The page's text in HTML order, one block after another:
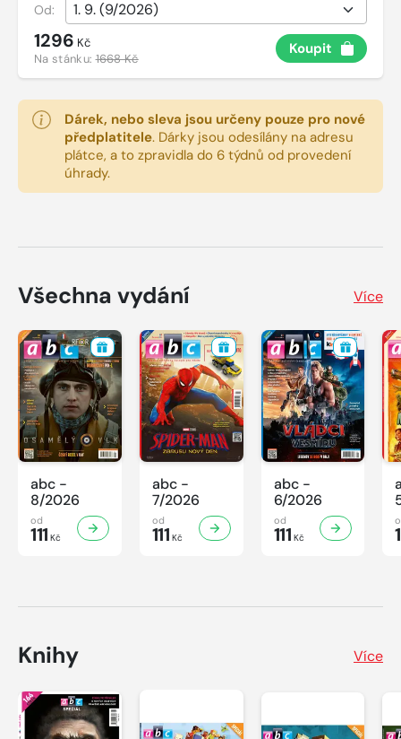
Od:
1296 Kč
Na stánku:1668 Kč
Koupit
Dárek, nebo sleva jsou určeny pouze pro nové
předplatitele. Dárky jsou odesílány na adresu
plátce, a to zpravidla do 6 týdnů od provedení
úhrady.
Všechna vydání Více
abc -
8/2026
od
111 Kč
abc -
7/2026
od
111 Kč
abc -
6/2026
od
111 Kč
Knihy Více